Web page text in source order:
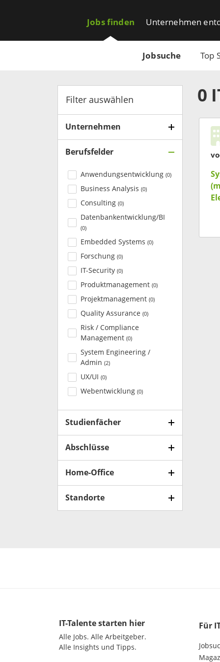
Jobs finden
Jobsuche Top
Unternehmen
Filter auswählen
Unternehmen
Berufsfelder
Anwendungsentwicklung (0)
Business Analysis (0)
Consulting (0)
Datenbankentwicklung/BI
(0)
Embedded Systems (0)
Forschung (0)
IT-Security (0)
Produktmanagement (0)
Projektmanagement (0)
Quality Assurance (0)
Risk / Compliance
Management (0)
System Engineering /
Admin (2)
UX/UI (0)
Webentwicklung (0)
Studienfächer
Abschlüsse
Home-Office
Standorte
0
IT-Talente starten hier
Alle Jobs. Alle Arbeitgeber.
Alle Insights und Tipps.
Für